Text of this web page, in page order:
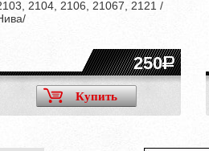
2104, 2106, 21067, 2121 /
250
Купить